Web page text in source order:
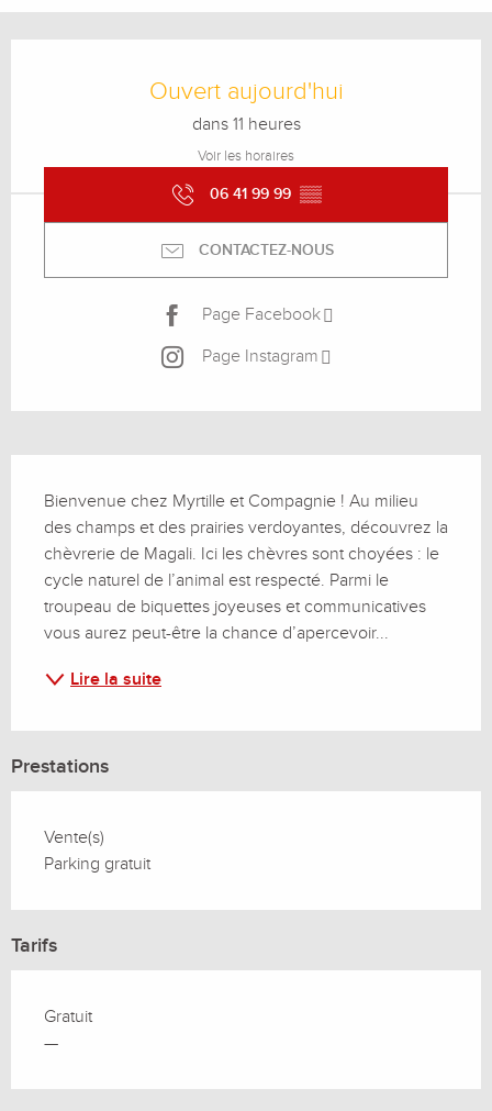
Ouvert aujourd'hui
dans 11 heures
Voir les horaires
06 41 99 99 ▒▒
CONTACTEZ-NOUS
Page Facebook
Page Instagram
Bienvenue chez Myrtille et Compagnie ! Au milieu
des champs et des prairies verdoyantes, découvrez la
chèvrerie de Magali. Ici les chèvres sont choyées : le
cycle naturel de l’animal est respecté. Parmi le
troupeau de biquettes joyeuses et communicatives
vous aurez peut-être la chance d’apercevoir...
Lire la suite
Prestations
Vente(s)
Parking gratuit
Tarifs
Gratuit
—